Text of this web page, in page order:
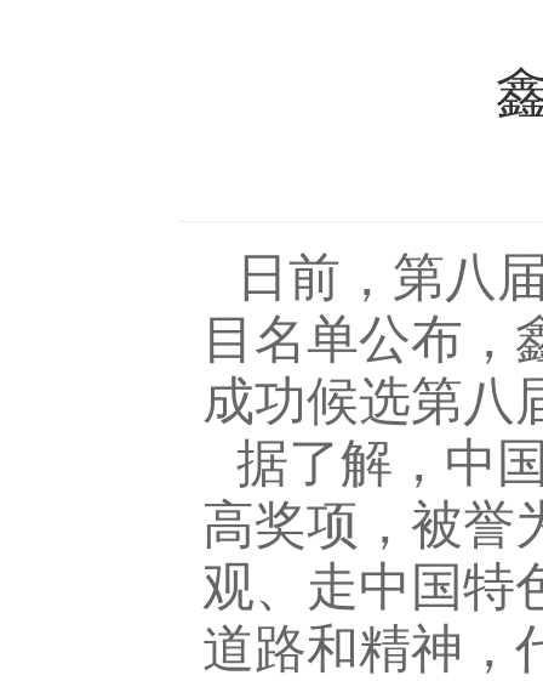
日前，第八
目名单公布，
成功候选第八
据了解，中
高奖项，被誉
观、走中国特
道路和精神，